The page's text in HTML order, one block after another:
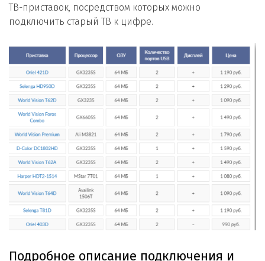
ТВ-приставок, посредством которых можно
подключить старый ТВ к цифре.
Подробное описание подключения и